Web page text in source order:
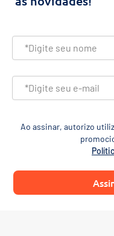
Ao assinar, autorizo